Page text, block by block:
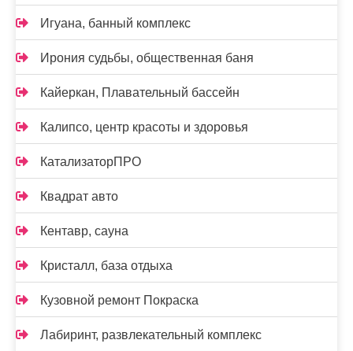
Игуана, банный комплекс
Ирония судьбы, общественная баня
Кайеркан, Плавательный бассейн
Калипсо, центр красоты и здоровья
КатализаторПРО
Квадрат авто
Кентавр, сауна
Кристалл, база отдыха
Кузовной ремонт Покраска
Лабиринт, развлекательный комплекс